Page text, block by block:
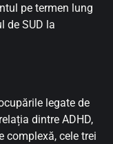
pe termen lung
de SUD la
legate de
dintre ADHD,
complexă, cele trei